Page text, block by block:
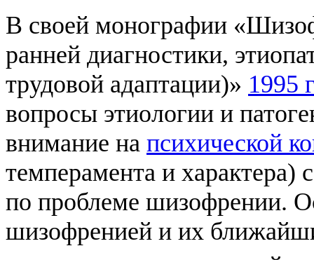
В своей монографии
ранней диагностики,
трудовой адаптации)» 1995
вопросы этиологии и
внимание на психической
темперамента и характера)
по проблеме шизофрении.
шизофренией и их